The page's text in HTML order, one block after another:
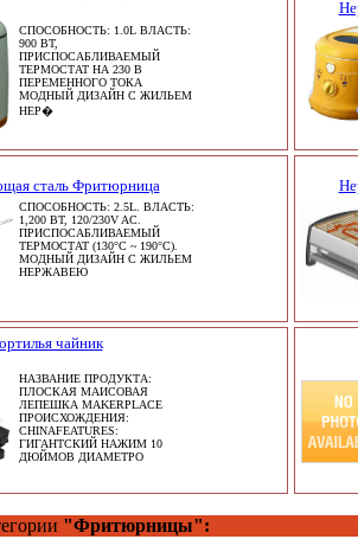
СПОСОБНОСТЬ: 1.0L ВЛАСТЬ:
900 ВТ,
ПРИСПОСАБЛИВАЕМЫЙ
ТЕРМОСТАТ НА 230 В
ПЕРЕМЕННОГО ТОКА
МОДНЫЙ ДИЗАЙН С ЖИЛЬЕМ
НЕР�
сталь Фритюрница
СПОСОБНОСТЬ: 2.5L. ВЛАСТЬ:
1,200 ВТ, 120/230V AC.
ПРИСПОСАБЛИВАЕМЫЙ
ТЕРМОСТАТ (130°C ~ 190°C).
МОДНЫЙ ДИЗАЙН С ЖИЛЬЕМ
НЕРЖАВЕЮ
чайник
НАЗВАНИЕ ПРОДУКТА:
ПЛОСКАЯ МАИСОВАЯ
ЛЕПЕШКА MAKERPLACE
ПРОИСХОЖДЕНИЯ:
CHINAFEATURES:
ГИГАНТСКИЙ НАЖИМ 10
ДЮЙМОВ ДИАМЕТРО
"Фритюрницы":